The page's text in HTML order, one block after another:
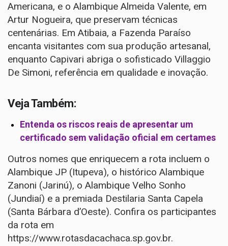
Americana, e o Alambique Almeida Valente, em
Artur Nogueira, que preservam técnicas
centenárias. Em Atibaia, a Fazenda Paraíso
encanta visitantes com sua produção artesanal,
enquanto Capivari abriga o sofisticado Villaggio
De Simoni, referência em qualidade e inovação.
Veja Também:
Entenda os riscos reais de apresentar um
certificado sem validação oficial em certames
Outros nomes que enriquecem a rota incluem o
Alambique JP (Itupeva), o histórico Alambique
Zanoni (Jarinú), o Alambique Velho Sonho
(Jundiaí) e a premiada Destilaria Santa Capela
(Santa Bárbara d’Oeste). Confira os participantes
da rota em
https://www.rotasdacachaca.sp.gov.br.